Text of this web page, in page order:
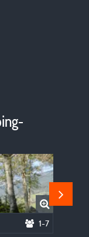
1-7